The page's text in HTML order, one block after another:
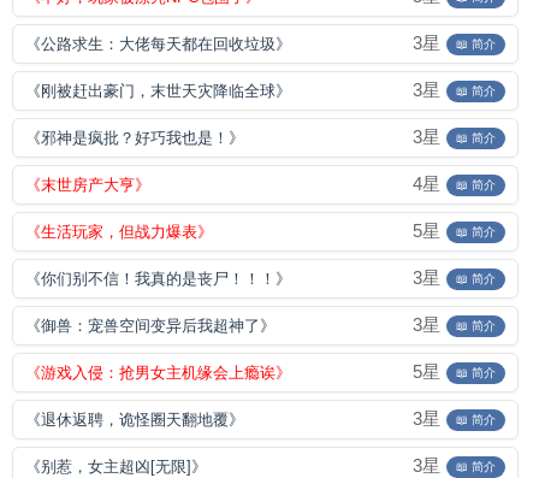
《公路求生：大佬每天都在回收垃圾》 3星 📖 简介
《刚被赶出豪门，末世天灾降临全球》 3星 📖 简介
《邪神是疯批？好巧我也是！》 3星 📖 简介
《末世房产大亨》 4星 📖 简介
《生活玩家，但战力爆表》 5星 📖 简介
《你们别不信！我真的是丧尸！！！》 3星 📖 简介
《御兽：宠兽空间变异后我超神了》 3星 📖 简介
《游戏入侵：抢男女主机缘会上瘾诶》 5星 📖 简介
《退休返聘，诡怪圈天翻地覆》 3星 📖 简介
《别惹，女主超凶[无限]》 3星 📖 简介